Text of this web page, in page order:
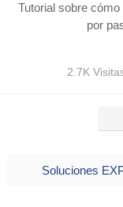
Tutorial sobre
por
2.7K
Soluciones